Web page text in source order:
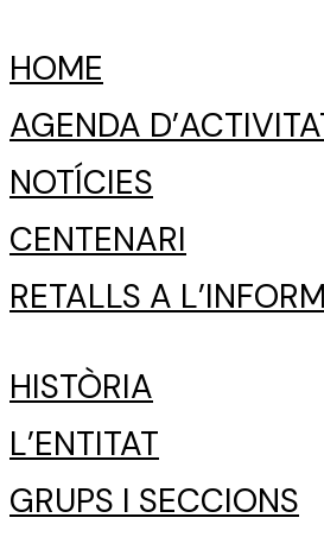
HOME
AGENDA
NOTÍCIES
CENTENARI
RETALLS A
HISTÒRIA
L’ENTITAT
GRUPS I SECCIONS